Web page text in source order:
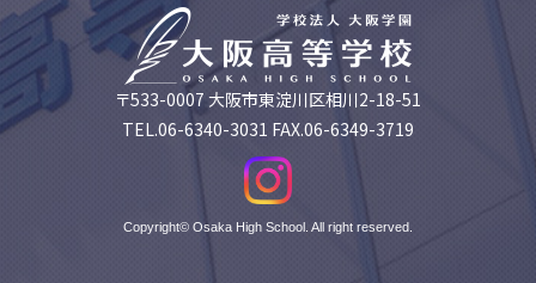
〒533-0007 大阪市東淀川区相川2-18-51
TEL.06-6340-3031 FAX.06-6349-3719
Copyright© Osaka High School. All right reserved.